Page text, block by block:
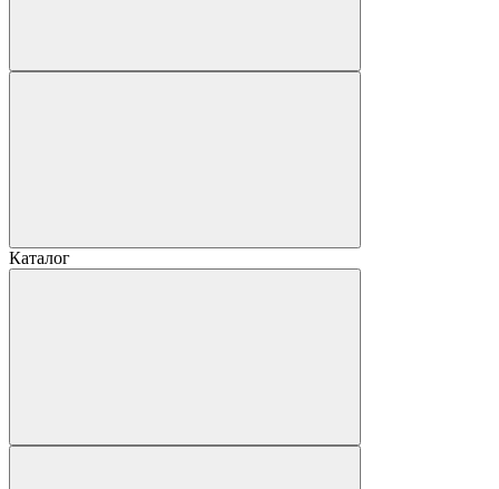
Каталог